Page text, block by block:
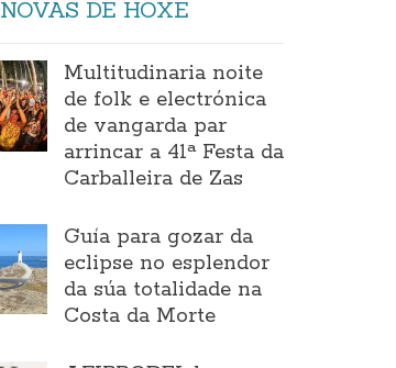
NOVAS DE HOXE
Multitudinaria noite
de folk e electrónica
de vangarda par
arrincar a 41ª Festa da
Carballeira de Zas
Guía para gozar da
eclipse no esplendor
da súa totalidade na
Costa da Morte